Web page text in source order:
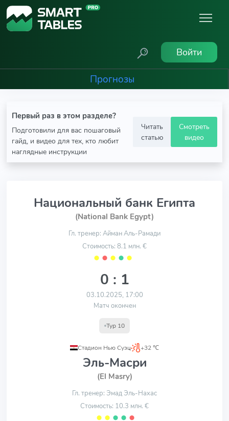
Войти
Прогнозы
Первый раз в этом разделе?
Подготовили для вас пошаговый
гайд, и видео для тех, кто любит
наглядные инструкции
Читать
статью
Смотреть
видео
Национальный банк Египта
(National Bank Egypt)
Гл. тренер: Айман Аль-Рамади
Стоимость: 8.1 млн. €
⬤ ⬤ ⬤ ⬤ ⬤
0 : 1
03.10.2025, 17:00
Матч окончен
Тур 10
Стадион Нью Суэц
, +32 ℃
Эль-Масри
(El Masry)
Гл. тренер: Эмад Эль-Нахас
Стоимость: 10.3 млн. €
⬤ ⬤ ⬤ ⬤ ⬤